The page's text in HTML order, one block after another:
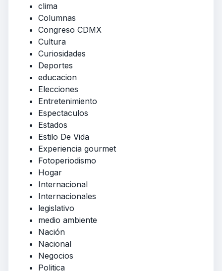
clima
Columnas
Congreso CDMX
Cultura
Curiosidades
Deportes
educacion
Elecciones
Entretenimiento
Espectaculos
Estados
Estilo De Vida
Experiencia gourmet
Fotoperiodismo
Hogar
Internacional
Internacionales
legislativo
medio ambiente
Nación
Nacional
Negocios
Politica